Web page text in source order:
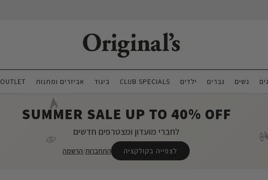
נשים גברים ילדים CLUB SPECIALS ביגוד אביזרים ומתנות OUTLET
🏖️
🌊
🍦
SUMMER SALE UP TO 40% OFF
לחברי מועדון ומצטרפים חדשים
לצפייה בקולקציה התחברות/הרשמה